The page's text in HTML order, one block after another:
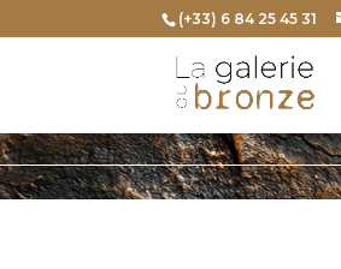
(+33) 6 84 25 45 31